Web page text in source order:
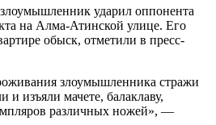
ударил оппонента
на Алма-Атинской улице. Его
обыск, отметили в пресс-
злоумышленника стражи
и изъяли мачете, балаклаву,
различных ножей», —